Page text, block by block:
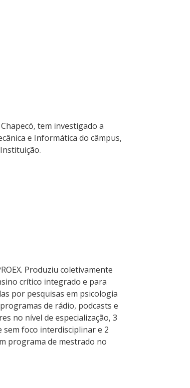
tem investigado a
e Informática do câmpus,
Produziu coletivamente
crítico integrado e para
por pesquisas em psicologia
de rádio, podcasts e
no nível de especialização, 3
foco interdisciplinar e 2
programa de mestrado no